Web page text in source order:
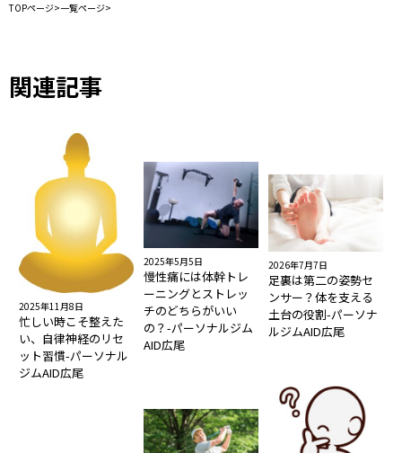
TOPページ>一覧ページ>
関連記事
2025年11月8日
忙しい時こそ整えた
い、自律神経のリセ
ット習慣-パーソナル
ジムAID広尾
2025年5月5日
慢性痛には体幹トレ
ーニングとストレッ
チのどちらがいい
の？-パーソナルジム
AID広尾
2026年7月7日
足裏は第二の姿勢セ
ンサー？体を支える
土台の役割-パーソナ
ルジムAID広尾